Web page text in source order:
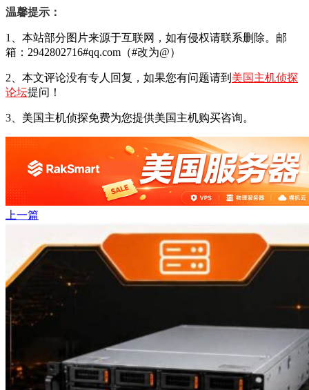
温馨提示：
1、本站部分图片来源于互联网，如有侵权请联系删除。邮
箱：2942802716#qq.com（#改为@）
2、本文评论没有专人回复，如果您有问题请到 美国主机侦探
论坛提问！
3、美国主机侦探免费为您提供美国主机购买咨询。
上一篇